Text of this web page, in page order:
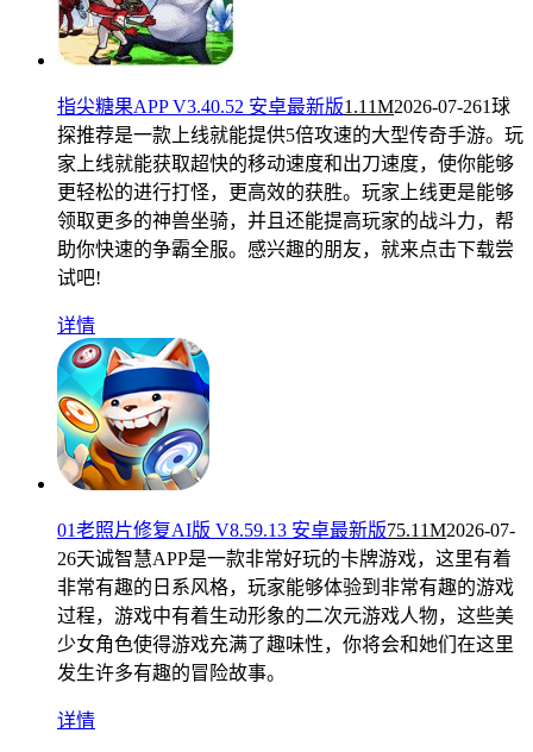
指尖糖果APP V3.40.52 安卓最新版1.11M2026-07-261球
探推荐是一款上线就能提供5倍攻速的大型传奇手游。玩
家上线就能获取超快的移动速度和出刀速度，使你能够
更轻松的进行打怪，更高效的获胜。玩家上线更是能够
领取更多的神兽坐骑，并且还能提高玩家的战斗力，帮
助你快速的争霸全服。感兴趣的朋友，就来点击下载尝
试吧!
详情
01老照片修复AI版 V8.59.13 安卓最新版75.11M2026-07-
26天诚智慧APP是一款非常好玩的卡牌游戏，这里有着
非常有趣的日系风格，玩家能够体验到非常有趣的游戏
过程，游戏中有着生动形象的二次元游戏人物，这些美
少女角色使得游戏充满了趣味性，你将会和她们在这里
发生许多有趣的冒险故事。
详情